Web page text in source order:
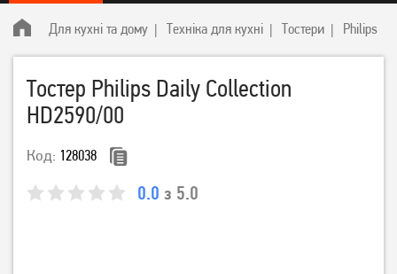
Для кухні та дому Техніка для кухні Тостери Philips
Тостер Philips Daily Collection
HD2590/00
Код: 128038
0.0 з 5.0